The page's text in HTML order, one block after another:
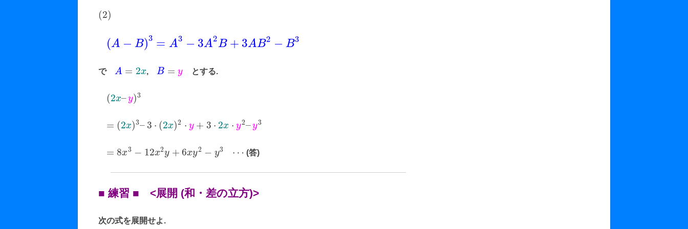
(2)
(A − B)3 = A3 − 3A2B + 3AB2 − B3
で A = 2x, B = y とする.
(2x–y)3
= (2x)3– 3 ⋅ (2x)2 ⋅ y + 3 ⋅ 2x ⋅ y2–y3
= 8x3 − 12x2y + 6xy2 − y3 ⋯ (答)
■ 練習 ■ <展開 (和・差の立方)>
次の式を展開せよ.